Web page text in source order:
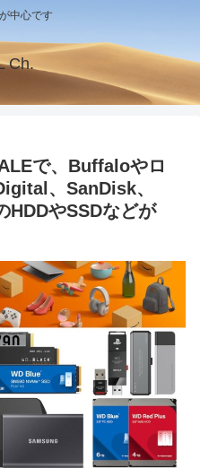
中心です
Ch.
で、Buffaloやロ
、SanDisk、
HDDやSSDなどが